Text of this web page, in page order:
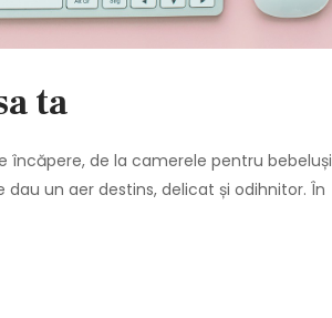
ta
încăpere, de la camerele pentru bebeluși
un aer destins, delicat și odihnitor. În